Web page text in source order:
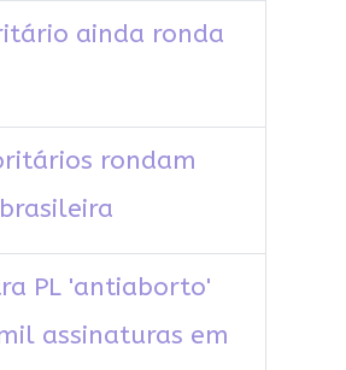
ainda ronda
rondam
PL 'antiaborto'
assinaturas em